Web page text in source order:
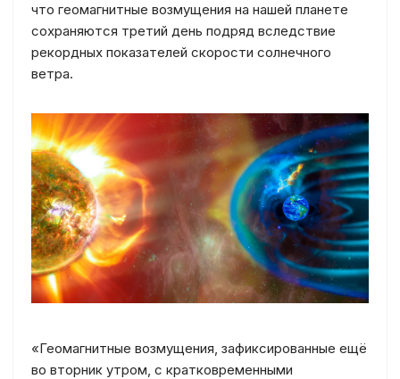
что геомагнитные возмущения на нашей планете
сохраняются третий день подряд вследствие
рекордных показателей скорости солнечного
ветра.
«Геомагнитные возмущения, зафиксированные ещё
во вторник утром, с кратковременными